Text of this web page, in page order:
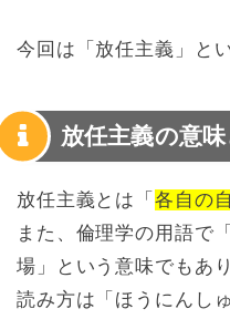
今回は「放任主義」と
放任主義の意
放任主義とは「 各自の
また、倫理学の用語で
場」という意味でもあり
読み方は「ほうにんし